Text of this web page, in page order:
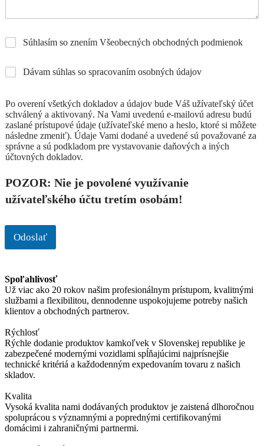
Súhlasím so znením Všeobecných obchodných podmienok
Dávam súhlas so spracovaním osobných údajov
Po overení všetkých dokladov a údajov bude Váš užívateľský účet
schválený a aktivovaný. Na Vami uvedenú e-mailovú adresu budú
zaslané prístupové údaje (užívateľské meno a heslo, ktoré si môžete
následne zmeniť). Údaje Vami dodané a uvedené sú považované za
správne a sú podkladom pre vystavovanie daňových a iných
účtovných dokladov.
POZOR: Nie je povolené využívanie
užívateľského účtu tretím osobám!
Odoslať
Spoľahlivosť
Už viac ako 20 rokov našim profesionálnym prístupom, kvalitnými
službami a flexibilitou, dennodenne uspokojujeme potreby našich
klientov a obchodných partnerov.
Rýchlosť
Rýchle dodanie produktov kamkoľvek v Slovenskej republike je
zabezpečené modernými vozidlami spĺňajúcimi najprísnejšie
technické kritériá a každodenným expedovaním tovaru z našich
skladov.
Kvalita
Vysoká kvalita nami dodávaných produktov je zaistená dlhoročnou
spoluprácou s významnými a poprednými certifikovanými
domácimi i zahraničnými partnermi.